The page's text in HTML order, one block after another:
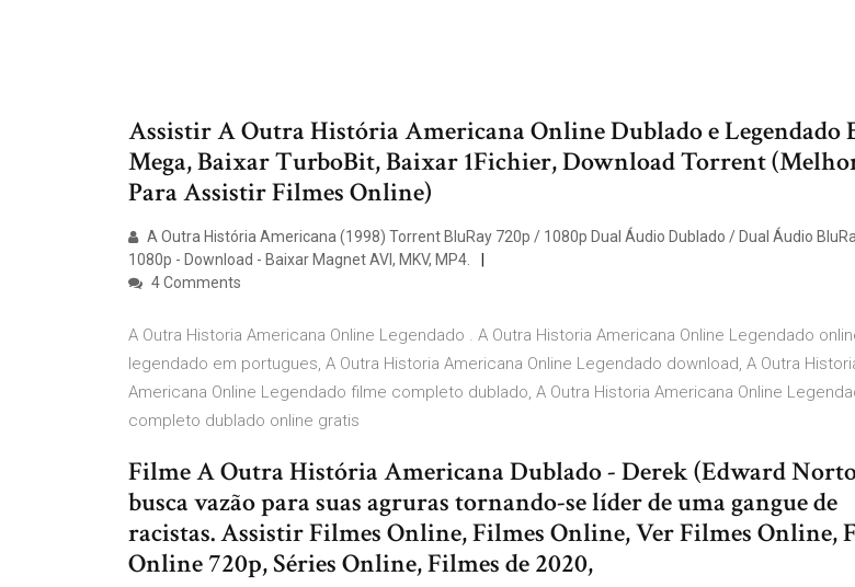
Assistir A Outra História Americana Online Dublado e Legendado
Mega, Baixar TurboBit, Baixar 1Fichier, Download Torrent
Para Assistir Filmes Online)
A Outra História Americana (1998) Torrent BluRay 720p / 1080p Dual Áudio Dublado / Dual Áudio
1080p - Download - Baixar Magnet AVI, MKV, MP4.
4 Comments
A Outra Historia Americana Online Legendado . A Outra Historia Americana Online Legendado
legendado em portugues, A Outra Historia Americana Online Legendado download, A Outra
Americana Online Legendado filme completo dublado, A Outra Historia Americana Online
completo dublado online gratis
Filme A Outra História Americana Dublado - Derek (Edward
busca vazão para suas agruras tornando-se líder de uma gangue de
racistas. Assistir Filmes Online, Filmes Online, Ver Filmes Online,
Online 720p, Séries Online, Filmes de 2020,